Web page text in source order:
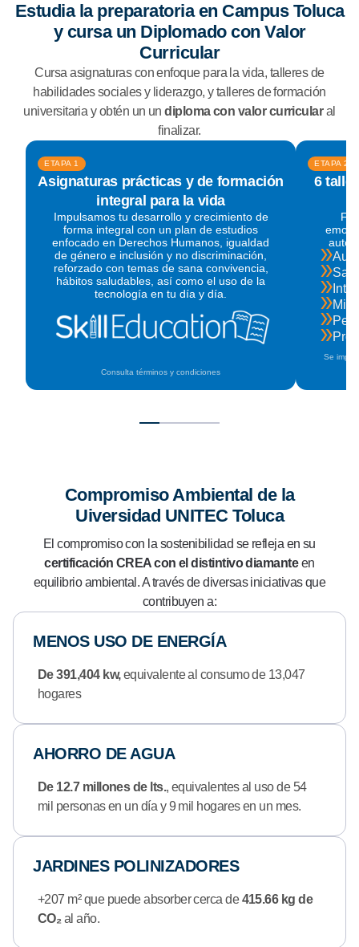
Estudia la preparatoria en Campus Toluca
y cursa un Diplomado con Valor
Curricular
Cursa asignaturas con enfoque para la vida, talleres de
habilidades sociales y liderazgo, y talleres de formación
universitaria y obtén un un diploma con valor curricularal
finalizar.
ETAPA 1
Asignaturas prácticas y de formación
integral para la vida
Impulsamos tu desarrollo y crecimiento de
forma integral con un plan de estudios
enfocado en Derechos Humanos, igualdad
de género e inclusión y no discriminación,
reforzado con temas de sana convivencia,
hábitos saludables, así como el uso de la
tecnología en tu día y día.
Consulta términos y condiciones
ETAPA 2
6
Se
Compromiso Ambiental de la
Uiversidad UNITEC Toluca
El compromiso con la sostenibilidad se refleja en su
certificación CREA con el distintivo diamanteen
equilibrio ambiental. A través de diversas iniciativas que
contribuyen a:
MENOS USO DE ENERGÍA
De 391,404 kw,equivalente al consumo de 13,047
hogares
AHORRO DE AGUA
De 12.7 millones de lts., equivalentes al uso de 54
mil personas en un día y 9 mil hogares en un mes.
JARDINES POLINIZADORES
+207 m² que puede absorber cerca de415.66 kg de
CO₂ al año.